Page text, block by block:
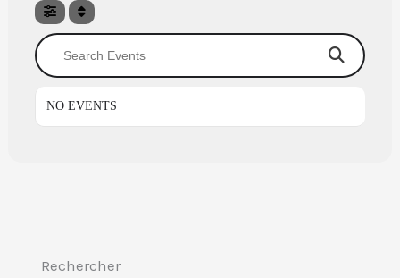
Search Events
NO EVENTS
Rechercher